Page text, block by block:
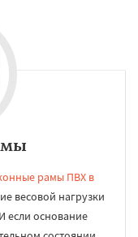
рамы ПВХ в
весовой нагрузки
если основание